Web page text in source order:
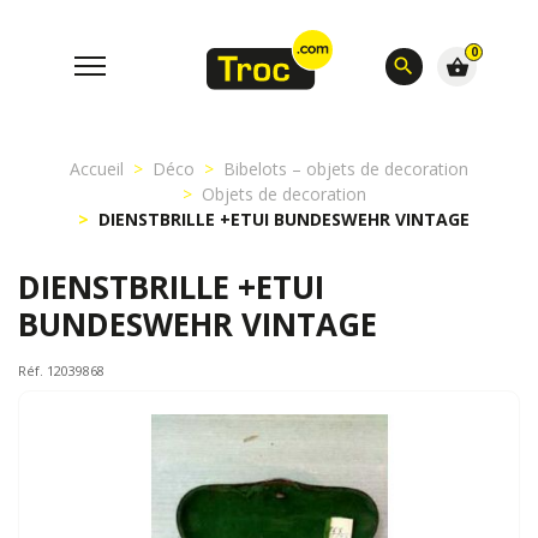
search
0
shopping_basket
Accueil Déco
Bibelots – objets de decoration
Objets de decoration
DIENSTBRILLE +ETUI BUNDESWEHR VINTAGE
DIENSTBRILLE +ETUI
BUNDESWEHR VINTAGE
Réf. 12039868